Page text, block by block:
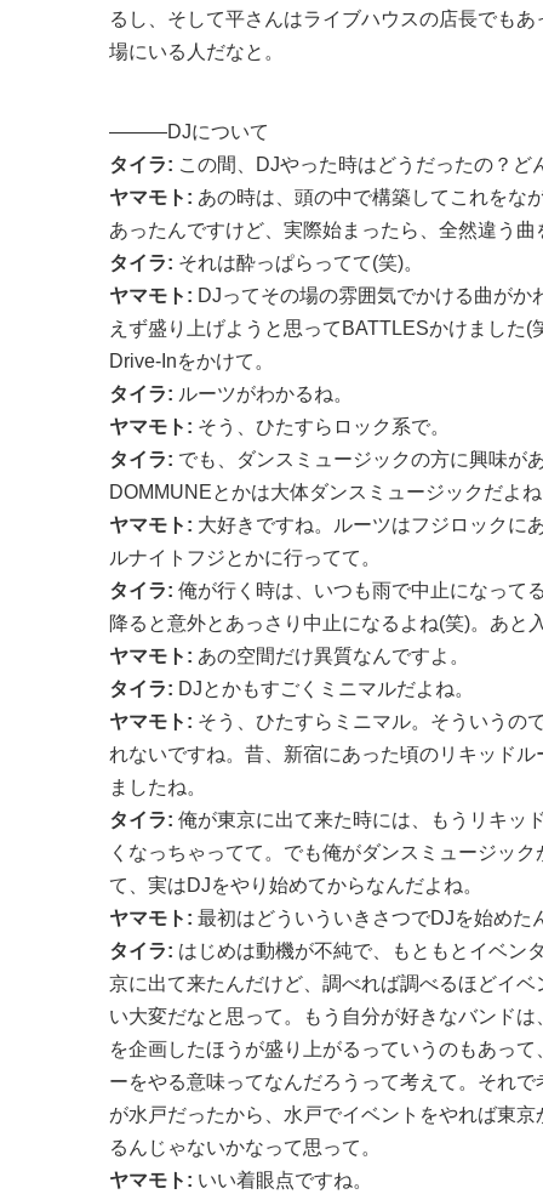
るし、そして平さんはライブハウスの店長でも
場にいる人だなと。
———DJについて
タイラ: この間、DJやった時はどうだったの？ど
ヤマモト: あの時は、頭の中で構築してこれをな
あったんですけど、実際始まったら、全然違う曲
タイラ: それは酔っぱらってて(笑)。
ヤマモト: DJってその場の雰囲気でかける曲がか
えず盛り上げようと思ってBATTLESかけました(
Drive-Inをかけて。
タイラ: ルーツがわかるね。
ヤマモト: そう、ひたすらロック系で。
タイラ: でも、ダンスミュージックの方に興味が
DOMMUNEとかは大体ダンスミュージックだよ
ヤマモト: 大好きですね。ルーツはフジロックに
ルナイトフジとかに行ってて。
タイラ: 俺が行く時は、いつも雨で中止になって
降ると意外とあっさり中止になるよね(笑)。あと
ヤマモト: あの空間だけ異質なんですよ。
タイラ: DJとかもすごくミニマルだよね。
ヤマモト: そう、ひたすらミニマル。そういうの
れないですね。昔、新宿にあった頃のリキッド
ましたね。
タイラ: 俺が東京に出て来た時には、もうリキッ
くなっちゃってて。でも俺がダンスミュージッ
て、実はDJをやり始めてからなんだよね。
ヤマモト: 最初はどういういきさつでDJを始めた
タイラ: はじめは動機が不純で、もともとイベン
京に出て来たんだけど、調べれば調べるほどイ
い大変だなと思って。もう自分が好きなバンド
を企画したほうが盛り上がるっていうのもあっ
ーをやる意味ってなんだろうって考えて。それ
が水戸だったから、水戸でイベントをやれば東
るんじゃないかなって思って。
ヤマモト: いい着眼点ですね。